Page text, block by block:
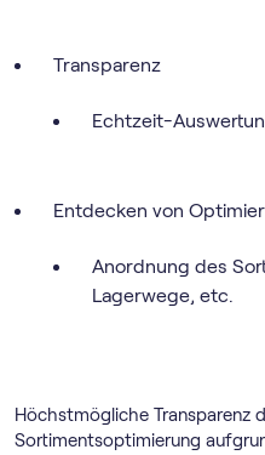
Transparenz
Echtzeit-
Entdecken von
Anordnung des
Lagerwege, etc.
Höchstmögliche Transparenz
Sortimentsoptimierung